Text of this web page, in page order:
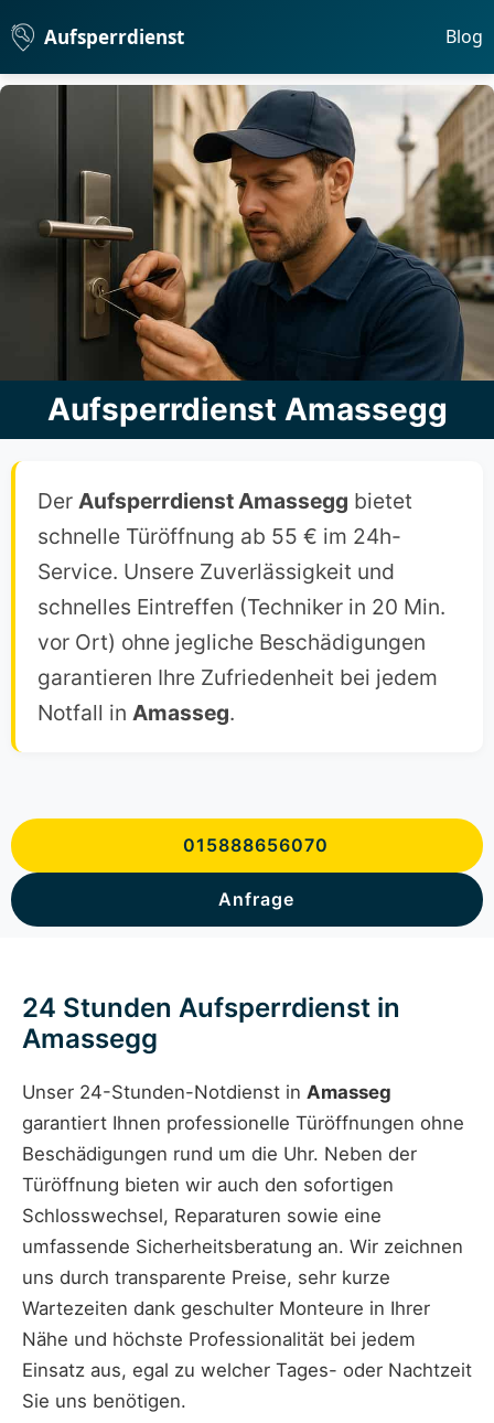
Aufsperrdienst Blog
Aufsperrdienst Amassegg
Der Aufsperrdienst Amassegg bietet
schnelle Türöffnung ab 55 € im 24h-
Service. Unsere Zuverlässigkeit und
schnelles Eintreffen (Techniker in 20 Min.
vor Ort) ohne jegliche Beschädigungen
garantieren Ihre Zufriedenheit bei jedem
Notfall in Amasseg.
015888656070
Anfrage
24 Stunden Aufsperrdienst in
Amassegg
Unser 24-Stunden-Notdienst in Amasseg
garantiert Ihnen professionelle Türöffnungen ohne
Beschädigungen rund um die Uhr. Neben der
Türöffnung bieten wir auch den sofortigen
Schlosswechsel, Reparaturen sowie eine
umfassende Sicherheitsberatung an. Wir zeichnen
uns durch transparente Preise, sehr kurze
Wartezeiten dank geschulter Monteure in Ihrer
Nähe und höchste Professionalität bei jedem
Einsatz aus, egal zu welcher Tages- oder Nachtzeit
Sie uns benötigen.